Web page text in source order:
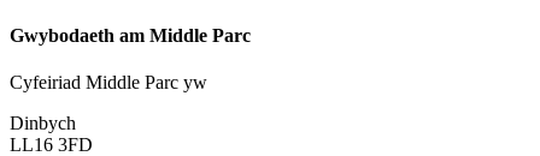
Gwybodaeth am Middle Parc
Cyfeiriad Middle Parc yw
Dinbych
LL16 3FD